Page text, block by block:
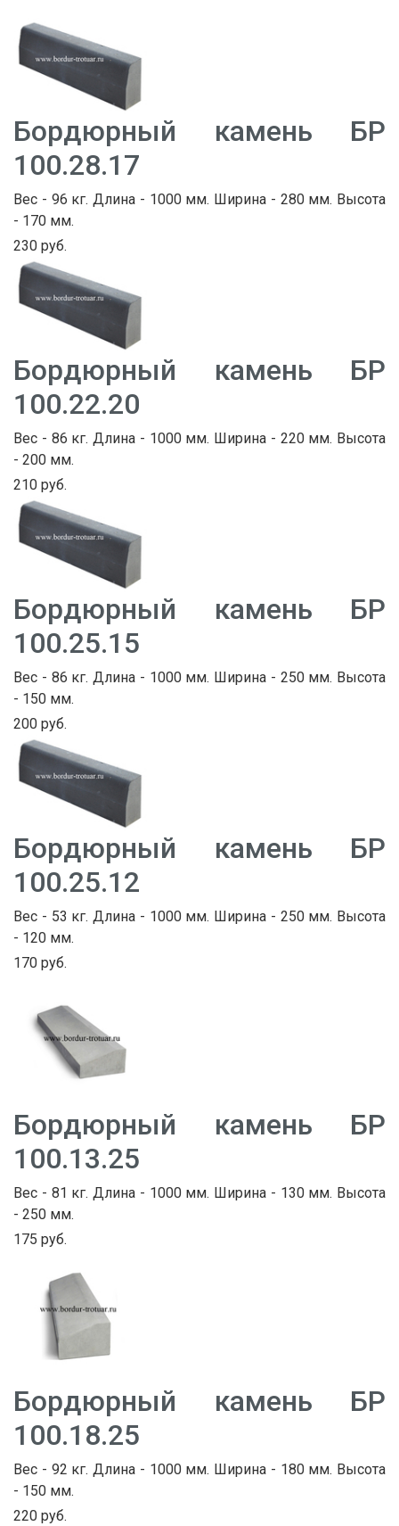
Бордюрный камень БР
100.28.17
Вес - 96 кг. Длина - 1000 мм. Ширина - 280 мм. Высота
- 170 мм.
230 руб.
Бордюрный камень БР
100.22.20
Вес - 86 кг. Длина - 1000 мм. Ширина - 220 мм. Высота
- 200 мм.
210 руб.
Бордюрный камень БР
100.25.15
Вес - 86 кг. Длина - 1000 мм. Ширина - 250 мм. Высота
- 150 мм.
200 руб.
Бордюрный камень БР
100.25.12
Вес - 53 кг. Длина - 1000 мм. Ширина - 250 мм. Высота
- 120 мм.
170 руб.
Бордюрный камень БР
100.13.25
Вес - 81 кг. Длина - 1000 мм. Ширина - 130 мм. Высота
- 250 мм.
175 руб.
Бордюрный камень БР
100.18.25
Вес - 92 кг. Длина - 1000 мм. Ширина - 180 мм. Высота
- 150 мм.
220 руб.